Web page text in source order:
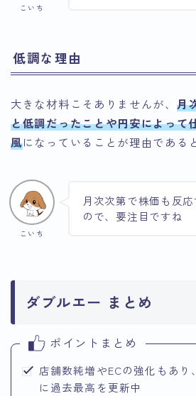
こいち
低調な理由
大きな材料こそありませんが、 月
と低調だったことや円安によって
風になっていることが理由である
こいち
月次次第で株価も反
ので、要注目ですね
ダブルエー まとめ
ポイントまとめ
店舗数純増やECの強化もあり
に過去最高を更新中